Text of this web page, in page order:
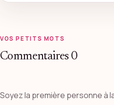
VOS PETITS MOTS
Commentaires 0
Soyez la première personne à